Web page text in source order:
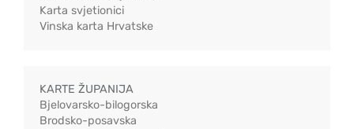
Karta svjetionici
Vinska karta Hrvatske
KARTE ŽUPANIJA
Bjelovarsko-bilogorska
Brodsko-posavska